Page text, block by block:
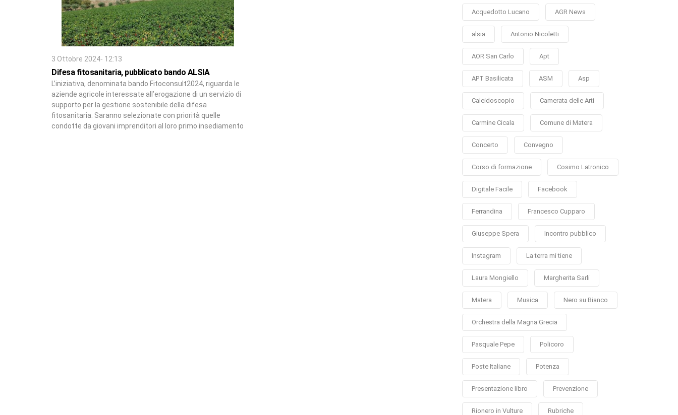
3 Ottobre 2024- 12:13
Difesa fitosanitaria, pubblicato bando ALSIA
L’iniziativa, denominata bando Fitoconsult2024, riguarda le
aziende agricole interessate all’erogazione di un servizio di
supporto per la gestione sostenibile della difesa
fitosanitaria. Saranno selezionate con priorità quelle
condotte da giovani imprenditori al loro primo insediamento
Acquedotto Lucano AGR News
alsia Antonio Nicoletti
AOR San Carlo Apt
APT Basilicata ASM Asp
Caleidoscopio Camerata delle Arti
Carmine Cicala Comune di Matera
Concerto Convegno
Corso di formazione Cosimo Latronico
Digitale Facile Facebook
Ferrandina Francesco Cupparo
Giuseppe Spera Incontro pubblico
Instagram La terra mi tiene
Laura Mongiello Margherita Sarli
Matera Musica Nero su Bianco
Orchestra della Magna Grecia
Pasquale Pepe Policoro
Poste Italiane Potenza
Presentazione libro Prevenzione
Rionero in Vulture Rubriche